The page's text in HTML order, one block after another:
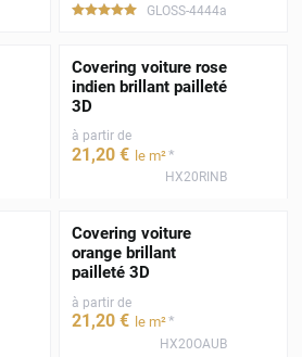
*****
GLOSS-4444a
Covering voiture rose
indien brillant pailleté
3D
à partir de
21,20 € le m²*
HX20RINB
Covering voiture
orange brillant
pailleté 3D
à partir de
21,20 € le m²*
HX20OAUB